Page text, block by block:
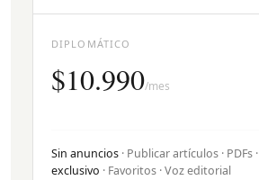
DIPLOMÁTICO
$10.990/mes
Sin anuncios · Publicar artículos · PDFs ·
exclusivo · Favoritos · Voz editorial